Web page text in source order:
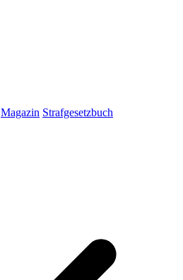
Magazin Strafgesetzbuch